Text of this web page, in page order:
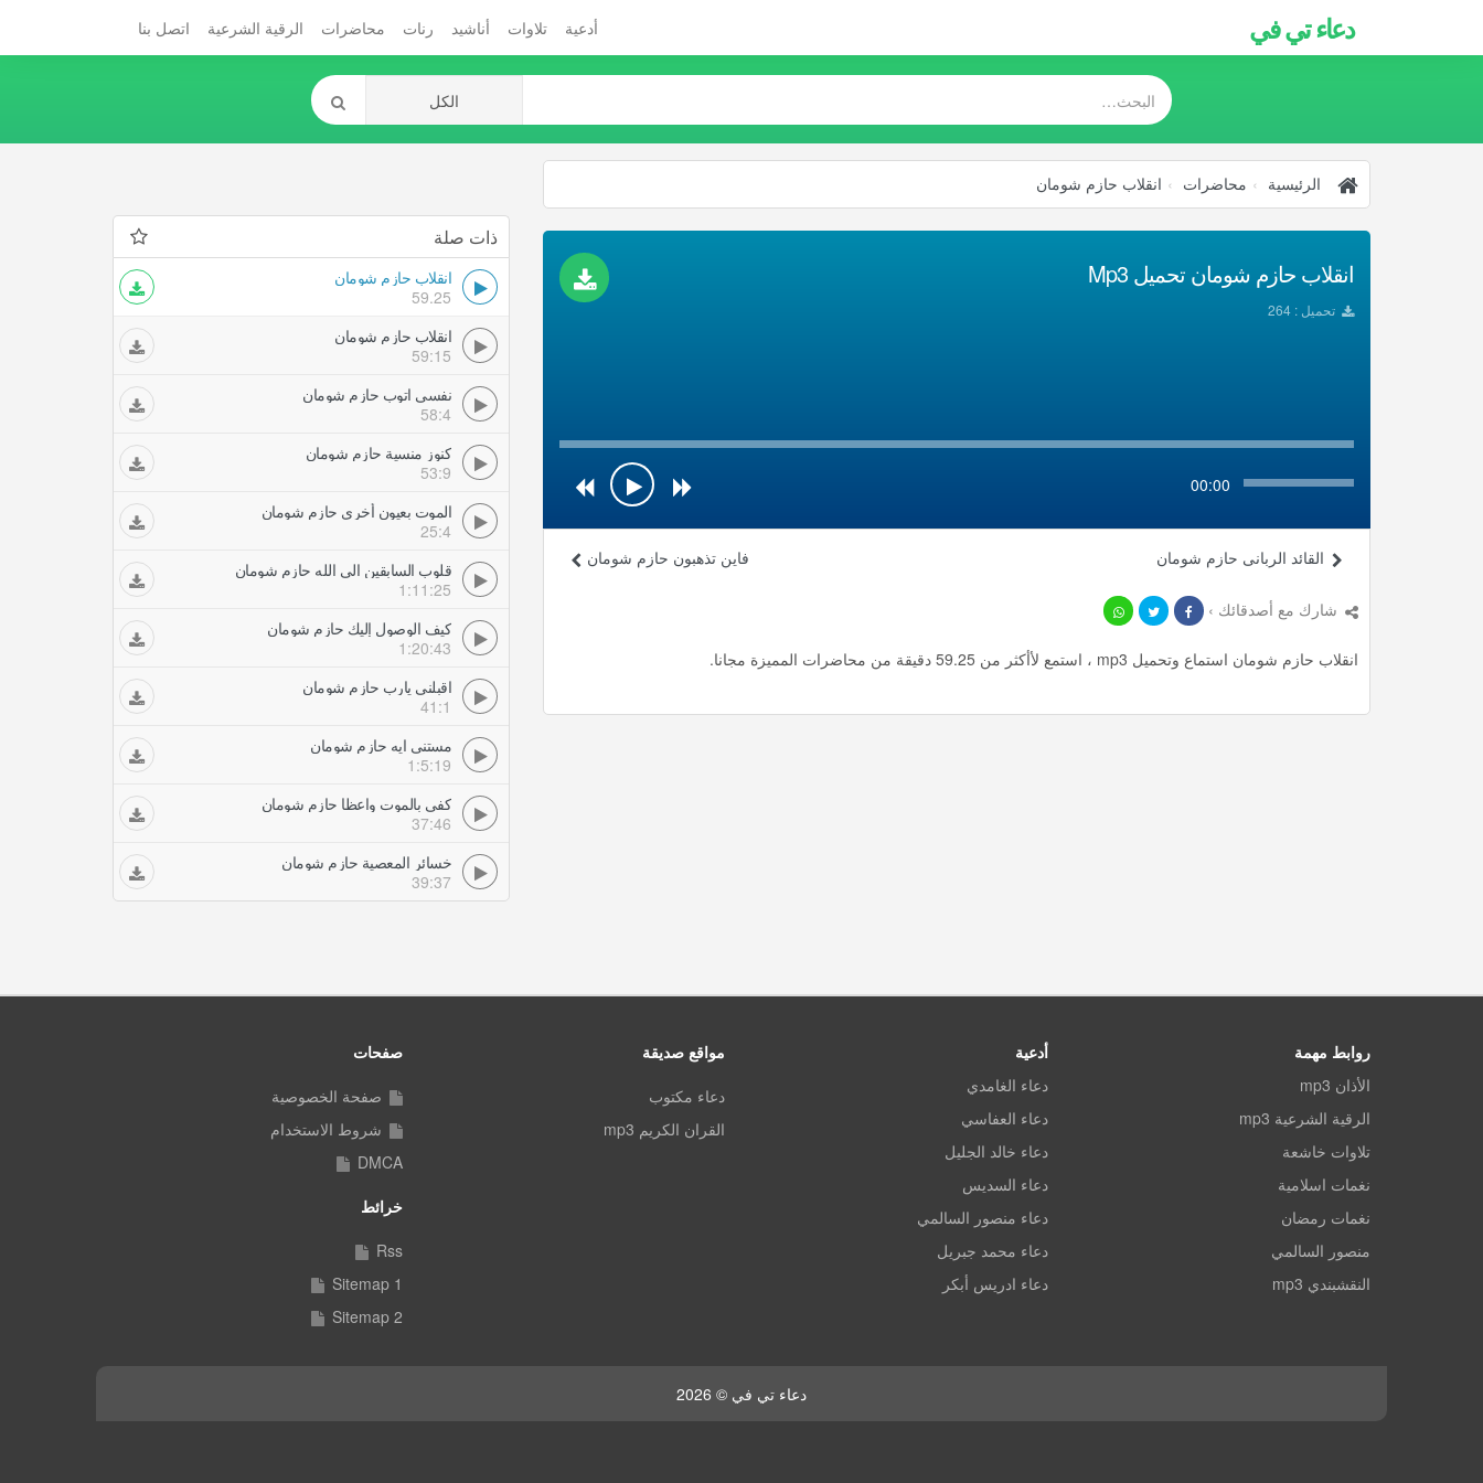
دعاء تي في أدعية تلاوات أناشيد رنات محاضرات الرقية الشرعية اتصل بنا
الرئيسية محاضرات انقلاب حازم شومان
انقلاب حازم شومان تحميل Mp3
تحميل : 264
00:00
فاين تذهبون حازم شومان القائد الربانى حازم شومان
شارك مع أصدقائك ›
انقلاب حازم شومان استماع وتحميل mp3 ، استمع لأأكثر من 59.25 دقيقة من محاضرات المميزة مجانا.
ذات صلة
انقلاب حازم شومان
59.25
انقلاب حازم شومان
59:15
نفسى اتوب حازم شومان
58:4
كنوز منسية حازم شومان
53:9
الموت بعيون أخرى حازم شومان
25:4
قلوب السابقين الى الله حازم شومان
1:11:25
كيف الوصول إليك حازم شومان
1:20:43
اقبلني يارب حازم شومان
41:1
مستنى ايه حازم شومان
1:5:19
كفى بالموت واعظا حازم شومان
37:46
خسائر المعصية حازم شومان
39:37
روابط مهمة
الأذان mp3
الرقية الشرعية mp3
تلاوات خاشعة
نغمات اسلامية
نغمات رمضان
منصور السالمي
النقشبندي mp3
أدعية
دعاء الغامدي
دعاء العفاسي
دعاء خالد الجليل
دعاء السديس
دعاء منصور السالمي
دعاء محمد جبريل
دعاء ادريس أبكر
مواقع صديقة
دعاء مكتوب
القران الكريم mp3
صفحات
صفحة الخصوصية
شروط الاستخدام
DMCA
خرائط
Rss
Sitemap 1
Sitemap 2
دعاء تي في © 2026